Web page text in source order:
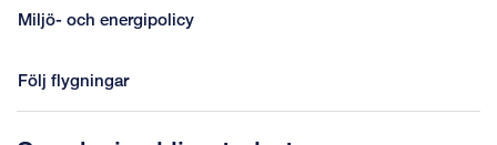
Miljö- och energipolicy
Följ flygningar